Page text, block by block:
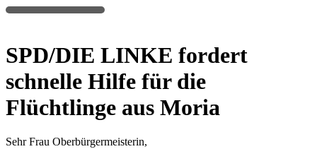
SPD/DIE LINKE fordert
schnelle Hilfe für die
Flüchtlinge aus Moria
Sehr Frau Oberbürgermeisterin,